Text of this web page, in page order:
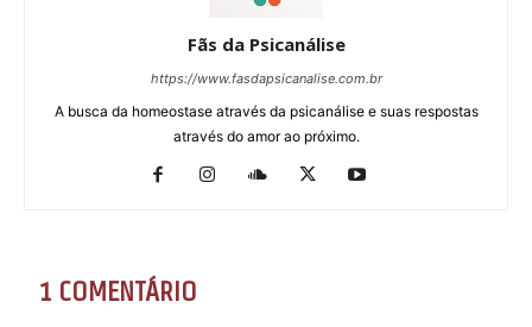
Fãs da Psicanálise
https://www.fasdapsicanalise.com.br
A busca da homeostase através da psicanálise e suas respostas
através do amor ao próximo.
1 COMENTÁRIO